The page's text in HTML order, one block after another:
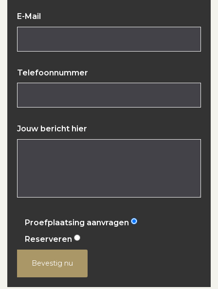
E-Mail
Telefoonnummer
Jouw bericht hier
Proefplaatsing aanvragen
Reserveren
Bevestig nu